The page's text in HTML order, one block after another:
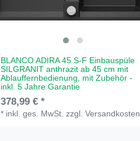
BLANCO ADIRA 45 S-F Einbauspüle
SILGRANIT anthrazit ab 45 cm mit
Ablauffernbedienung, mit Zubehör -
inkl. 5 Jahre Garantie
378,99 € *
* inkl. ges. MwSt. zzgl.Versandkosten